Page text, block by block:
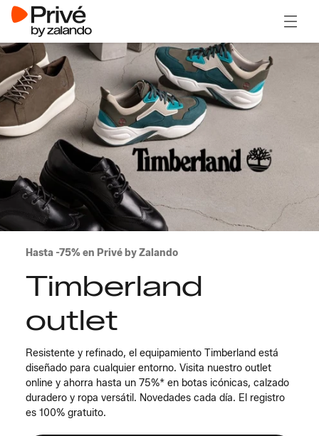
Hasta -75% en Privé by Zalando
Timberland
outlet
Resistente y refinado, el equipamiento Timberland está
diseñado para cualquier entorno. Visita nuestro outlet
online y ahorra hasta un 75%* en botas icónicas, calzado
duradero y ropa versátil. Novedades cada día. El registro
es 100% gratuito.